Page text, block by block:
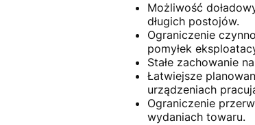
Możliwość
długich postojów.
Ograniczenie
pomyłek
Stałe zachowanie
Łatwiejsze
urządzeniach
Ograniczenie
wydaniach towaru.